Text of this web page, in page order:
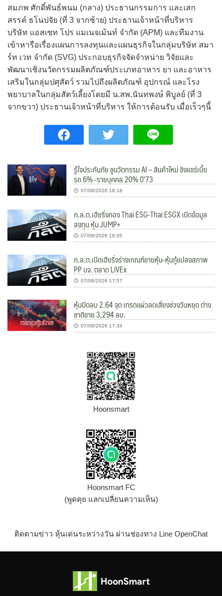
สมภพ ศักดิ์พันธ์พนม (กลาง) ประธานกรรมการ และเสก
สรรค์ ธโนปจัย (ที่ 3 จากซ้าย) ประธานเจ้าหน้าที่บริหาร
บริษัท แอสเซท โปร แมเนจเม้นท์ จำกัด (APM) และทีมงาน
เข้าหารือเรื่องแผนการลงทุนและแผนธุรกิจในกลุ่มบริษัท สมา
ร์ท เวท จำกัด (SVG) ประกอบธุรกิจจัดจำหน่าย วิจัยและ
พัฒนาเชิงนวัตกรรมผลิตภัณฑ์ประเภทอาหาร ยา และอาหาร
เสริมในกลุ่มปศุสัตว์ รวมไปถึงผลิตภัณฑ์ อุปกรณ์ และโรง
พยาบาลในกลุ่มสัตว์เลี้ยงโดยมี น.สพ.นันทพงษ์ พิบูลย์ (ที่ 3
จากขวา) ประธานเจ้าหน้าที่บริหาร ให้การต้อนรับ เมื่อเร็วๆนี้
รู้ใจประกันภัย ชูนวัตกรรม AI – สินค้าใหม่ ชิงแชร์เบี้ย
รถ 6% -รายบุคคล 20% ปี’73
07/08/2026 18:18
ก.ล.ต.เฮียริ่งกอง Thai ESG-Thai ESGX เปิดข้อมูล
ลงทุน หุ้น JUMP+
07/08/2026 18:05
ก.ล.ต.เปิดเฮียริ่งร่างเกณฑ์ขายหุ้น-หุ้นกู้แปลงสภาพ
PP บจ. ตลาด LiVEx
07/08/2026 17:57
หุ้นปิดลบ 2.64 จุด เทรดแผ่วลดเสี่ยงช่วงวันหยุด ต่าง
ชาติขาย 3,294 ลบ.
07/08/2026 17:34
Hoonsmart
Hoonsmart FC
(พูดคุย แลกเปลี่ยนความเห็น)
ติดตามข่าว หุ้นเด่นระหว่างวัน ผ่านช่องทาง Line OpenChat